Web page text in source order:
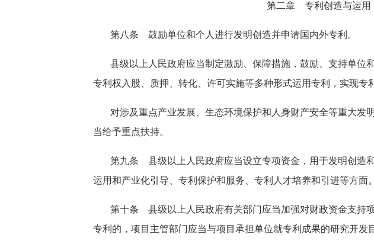
第二章 专利创造与运用
第八条 鼓励单位和个人进行发明创造并申请国内外专利。
县级以上人民政府应当制定激励、保障措施，鼓励、支持单位
专利权入股、质押、转化、许可实施等多种形式运用专利，实现专
对涉及重点产业发展、生态环境保护和人身财产安全等重大发
当给予重点扶持。
第九条 县级以上人民政府应当设立专项资金，用于发明创造
运用和产业化引导、专利保护和服务、专利人才培养和引进等方面。
第十条 县级以上人民政府有关部门应当加强对财政资金支持
专利的，项目主管部门应当与项目承担单位就专利成果的研究开发